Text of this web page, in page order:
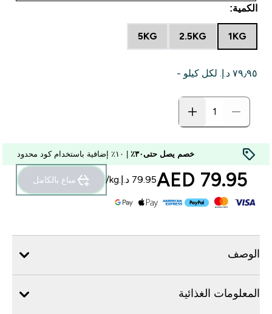
الكمية:
1KG
2.5KG
5KG
٧٩٫٩٥ د.إ.‏‎ لكل كيلو -
خصم يصل حتى٣٠٪
79.95 AED‎ مباع بالكامل
الوصف
المعلومات الغذائية